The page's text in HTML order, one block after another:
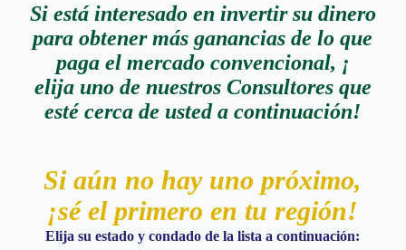
Si está interesado en invertir su dinero
para obtener más ganancias de lo que
paga el mercado convencional, ¡
elija uno de nuestros Consultores que
esté cerca de usted a continuación!
Si aún no hay uno próximo,
¡sé el primero en tu región!
Elija su estado y condado de la lista a continuación: